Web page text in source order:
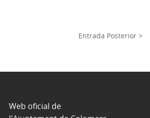
Entrada Posterior >
Web oficial de